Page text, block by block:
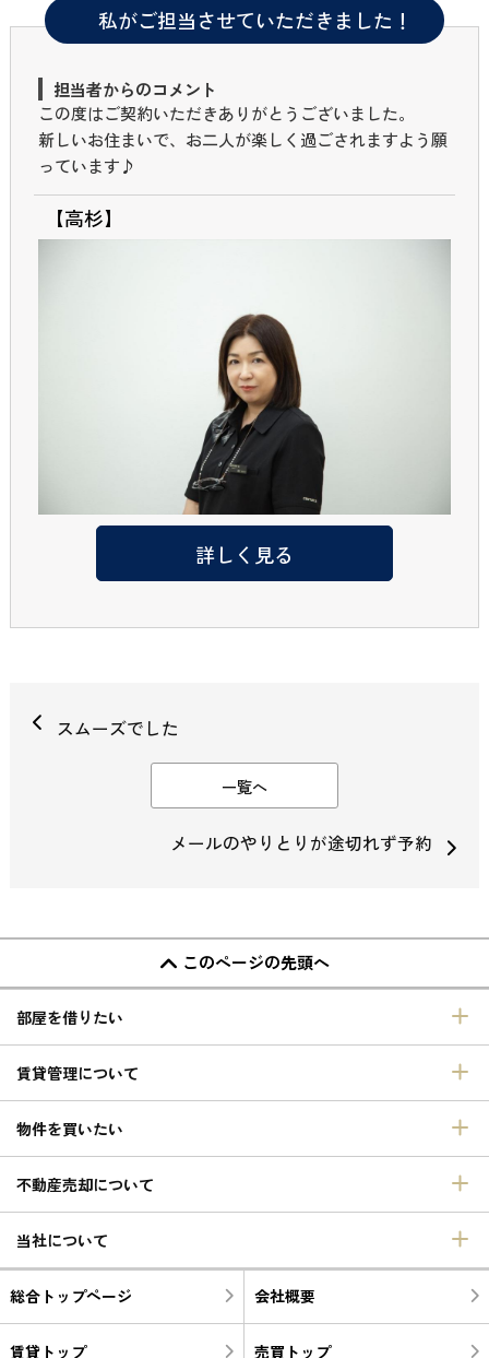
私がご担当させていただきました！
担当者からのコメント
この度はご契約いただきありがとうございました。
新しいお住まいで、お二人が楽しく過ごされますよう願
っています♪
【高杉】
詳しく見る
スムーズでした
一覧へ
メールのやりとりが途切れず予約
このページの先頭へ
部屋を借りたい
賃貸管理について
物件を買いたい
不動産売却について
当社について
総合トップページ 会社概要
賃貸トップ 売買トップ